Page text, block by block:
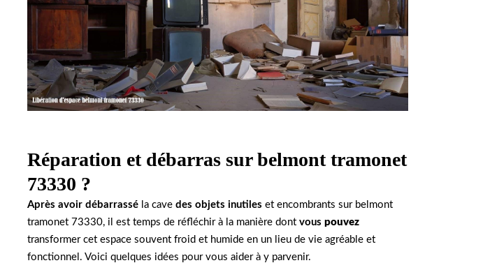
Réparation et débarras sur belmont tramonet
73330 ?
Après avoir débarrassé la cave des objets inutiles et encombrants sur belmont
tramonet 73330, il est temps de réfléchir à la manière dont vous pouvez
transformer cet espace souvent froid et humide en un lieu de vie agréable et
fonctionnel. Voici quelques idées pour vous aider à y parvenir.